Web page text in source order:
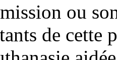
ou
de cette